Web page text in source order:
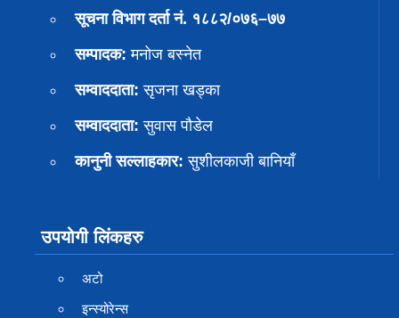
सूचना विभाग दर्ता नं. १८८२/०७६–७७
सम्पादक: मनोज बस्नेत
सम्वाददाता: सृजना खड्का
सम्वाददाता: सुवास पाैडेल
कानुनी सल्लाहकार: सुशीलकाजी बानियाँ
उपयोगी लिंकहरु
अटो
इन्स्योरेन्स